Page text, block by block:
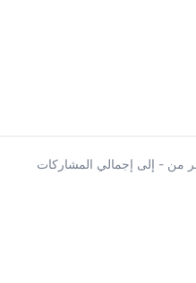
من - إلى إجمالي المشاركات